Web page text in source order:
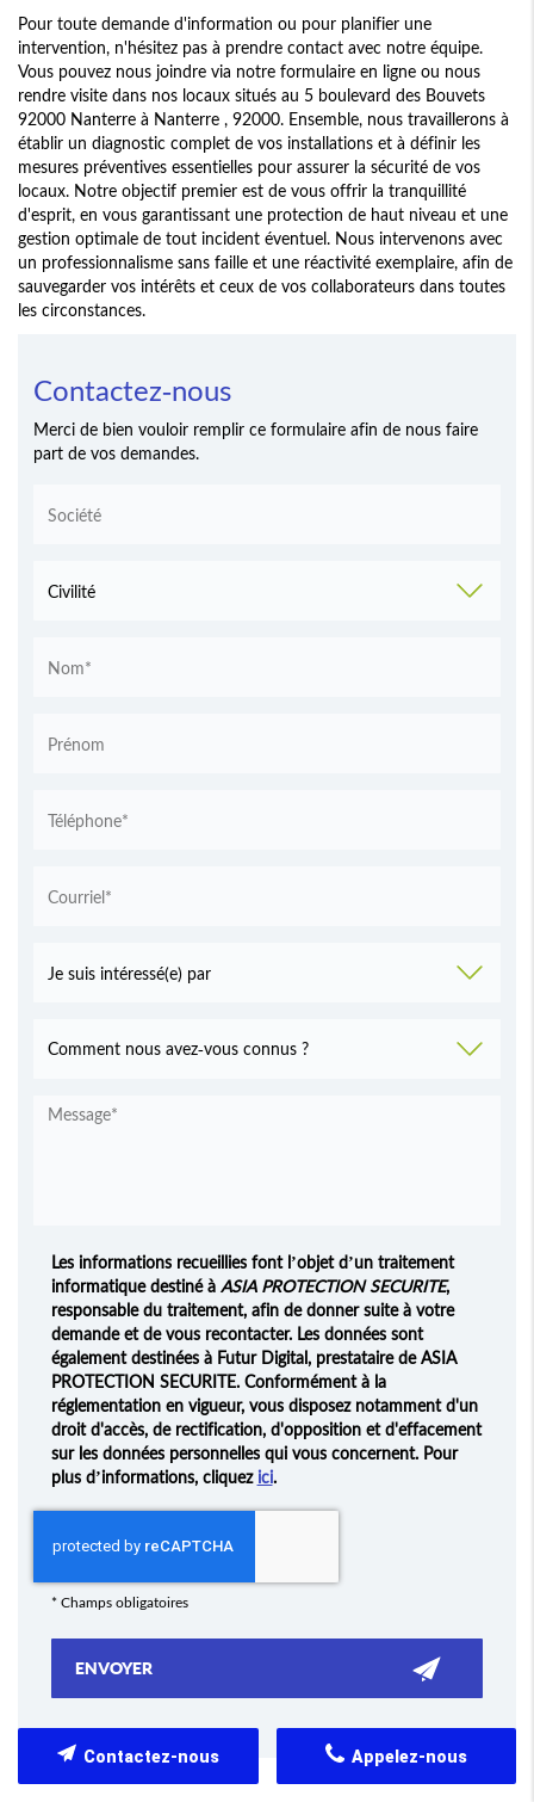
Pour toute demande d'information ou pour planifier une
intervention, n'hésitez pas à prendre contact avec notre équipe.
Vous pouvez nous joindre via notre formulaire en ligne ou nous
rendre visite dans nos locaux situés au 5 boulevard des Bouvets
92000 Nanterre à Nanterre , 92000. Ensemble, nous travaillerons à
établir un diagnostic complet de vos installations et à définir les
mesures préventives essentielles pour assurer la sécurité de vos
locaux. Notre objectif premier est de vous offrir la tranquillité
d'esprit, en vous garantissant une protection de haut niveau et une
gestion optimale de tout incident éventuel. Nous intervenons avec
un professionnalisme sans faille et une réactivité exemplaire, afin de
sauvegarder vos intérêts et ceux de vos collaborateurs dans toutes
les circonstances.
Contactez-nous
Merci de bien vouloir remplir ce formulaire afin de nous faire
part de vos demandes.
Les informations recueillies font l’objet d’un traitement
informatique destiné àASIA PROTECTION SECURITE,
responsable du traitement, afin de donner suite à votre
demande et de vous recontacter. Les données sont
également destinées à Futur Digital, prestataire de ASIA
PROTECTION SECURITE. Conformément à la
réglementation en vigueur, vous disposez notamment d'un
droit d'accès, de rectification, d'opposition et d'effacement
sur les données personnelles qui vous concernent. Pour
plus d’informations, cliquezici.
* Champs obligatoires
Appelez-nous
Contactez-nous